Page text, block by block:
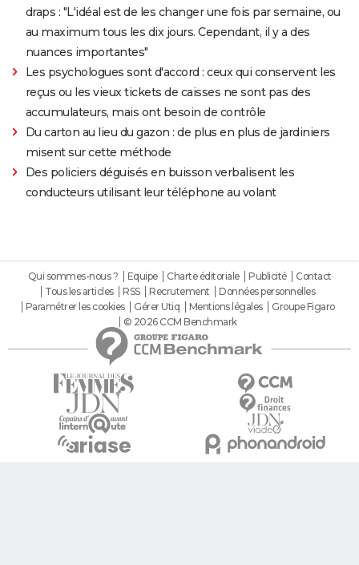
draps : "L'idéal est de les changer une fois par semaine, ou
au maximum tous les dix jours. Cependant, il y a des
nuances importantes"
Les psychologues sont d'accord : ceux qui conservent les
reçus ou les vieux tickets de caisses ne sont pas des
accumulateurs, mais ont besoin de contrôle
Du carton au lieu du gazon : de plus en plus de jardiniers
misent sur cette méthode
Des policiers déguisés en buisson verbalisent les
conducteurs utilisant leur téléphone au volant
Qui sommes-nous ? Equipe Charte éditoriale Publicité
Contact
Tous les articles
RSS Recrutement
Données personnelles
Paramétrer les cookies
Gérer Utiq Mentions légales
Groupe Figaro
© 2026 CCM Benchmark